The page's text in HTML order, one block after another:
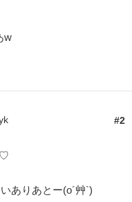
w
2
♡
ありあとー(o´艸`)